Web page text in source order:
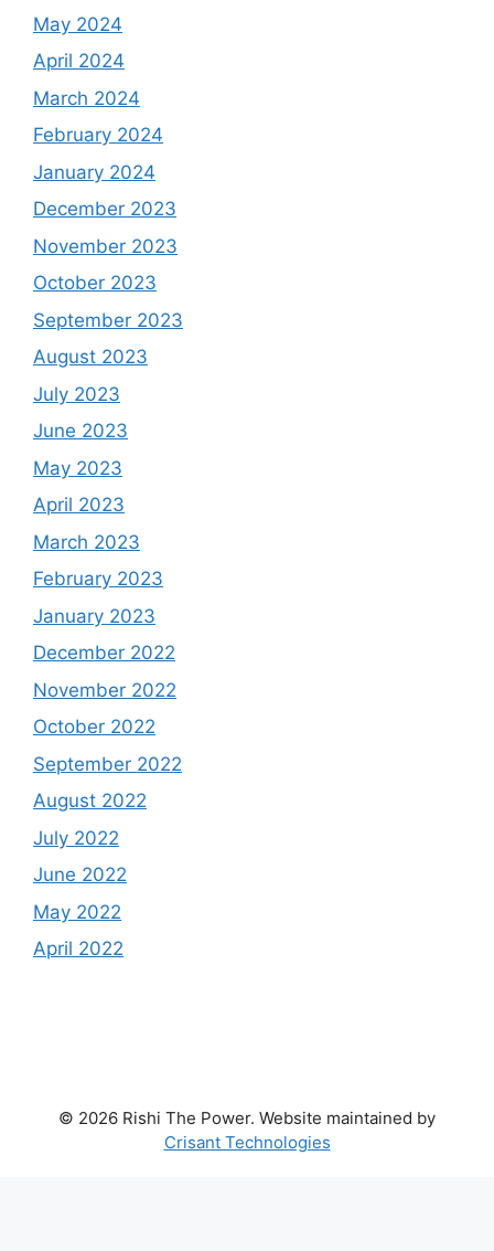
May 2024
April 2024
March 2024
February 2024
January 2024
December 2023
November 2023
October 2023
September 2023
August 2023
July 2023
June 2023
May 2023
April 2023
March 2023
February 2023
January 2023
December 2022
November 2022
October 2022
September 2022
August 2022
July 2022
June 2022
May 2022
April 2022
© 2026 Rishi The Power. Website maintained by
Crisant Technologies